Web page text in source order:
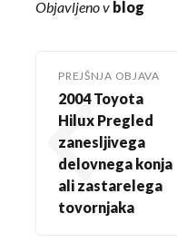
Objavljeno v blog
PREJŠNJA OBJAVA
2004 Toyota
Hilux Pregled
zanesljivega
delovnega konja
ali zastarelega
tovornjaka